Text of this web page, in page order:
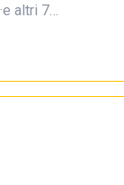
·e altri 7…